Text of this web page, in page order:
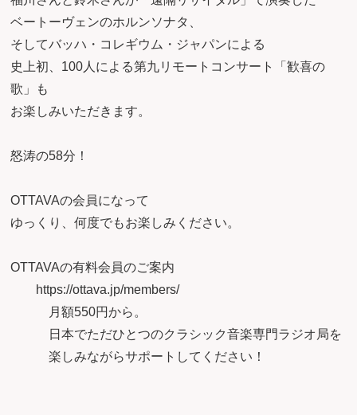
ベートーヴェンのホルンソナタ、
そしてバッハ・コレギウム・ジャパンによる
史上初、100人による第九リモートコンサート「歓喜の
歌」も
お楽しみいただきます。
怒涛の58分！
OTTAVAの会員になって
ゆっくり、何度でもお楽しみください。
OTTAVAの有料会員のご案内
https://ottava.jp/members/
月額550円から。
日本でただひとつのクラシック音楽専門ラジオ局を
楽しみながらサポートしてください！